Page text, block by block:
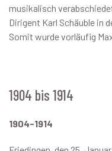
musikalisch
Dirigent Karl Schäuble in
Somit wurde vorläufig
1904 bis 1914
1904-1914